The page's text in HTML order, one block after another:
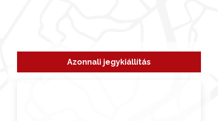
Azonnali jegykiállítás